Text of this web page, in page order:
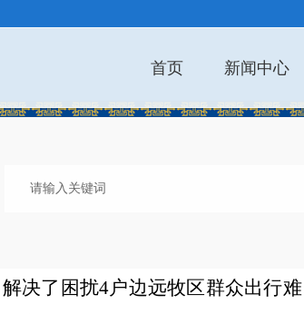
首页 新闻中心
决了困扰4户边远牧区群众出行